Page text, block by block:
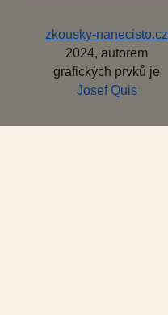
zkousky-nanecisto.cz
2024, autorem
grafických prvků je
Josef Quis